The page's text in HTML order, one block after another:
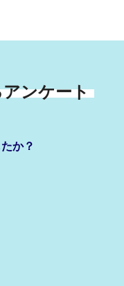
ンケート
か？